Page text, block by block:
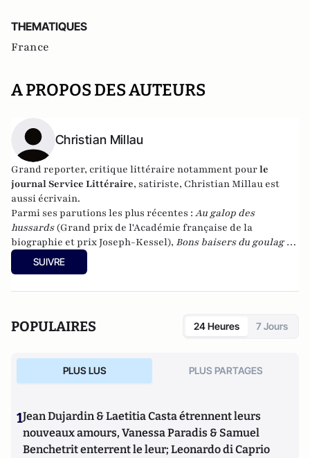
THEMATIQUES
France
A PROPOS DES AUTEURS
Christian Millau
Grand reporter, critique littéraire notamment pourle
journal Service Littéraire, satiriste, Christian Millau est
aussi écrivain.
Parmi ses parutions les plus récentes : Au galop des
hussards(Grand prix de l'Académie française de la
biographie et prix Joseph-Kessel), Bons baisers du goulaget
aux éditions du Rocher,
impoli
(prix du livre incorrect 2011),
SUIVRE
POPULAIRES 24 Heures 7 Jours
PLUS LUS PLUS PARTAGES
1Jean Dujardin & Laetitia Casta étrennent leurs
nouveaux amours, Vanessa Paradis & Samuel
Benchetrit enterrent le leur; Leonardo di Caprio